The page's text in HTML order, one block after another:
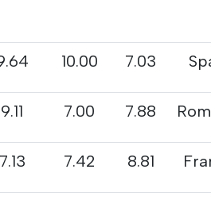
7.03
10.00
7.88
7.00
9.11
8.81
7.42
7.13